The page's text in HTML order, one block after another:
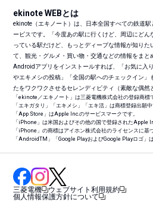
ekinote WEBとは
ekinote（エキノート）は、日本全国すべての鉄道
ービスです。「今度あの駅に行くけど、周辺にど
っている駅だけど、もっとディープな情報が知りた
て、観光・グルメ・買い物・交通などの情報をま
Androidアプリをインストールすれば、「お気に入
やエキメシの投稿」「全国の駅へのチェックイン
たをワクワクさせるセレンディピティ（素敵な偶然
「ekinote／エキノート」は三菱電機株式会社の登録商標
「エキガタリ」「エキメシ」「エキ活」は商標登録出願中
「App Store」はApple Inc.のサービスマークです。
「iPhone」は米国およびその他の国で登録されたApple
「iPhone」の商標はアイホン株式会社のライセンスに基
「AndroidTM 」「Google PlayおよびGoogle Playロゴ」
三菱電機
ウェブサイト利用規約
個人情報保護方針について